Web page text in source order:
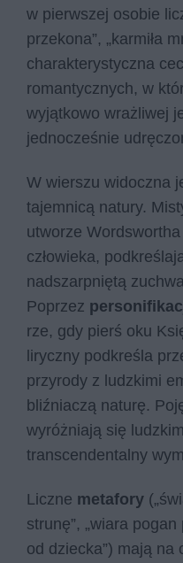
w pierwszej osobie
przekona”, „karmiła
charakterystyczna
romantycznych, w
wyjątkowo wrażliwej
jednocześnie
W wierszu widoczna
tajemnicą natury.
utworze
człowieka,
nadszarpniętą
Poprzez
rze, gdy pierś oku
liryczny podkreśla
przyrody z ludzkimi
bliźniaczą naturę.
wyróżniają się
transcendentalny
Liczne metafory
strunę”, „wiara
od dziecka”) mają na